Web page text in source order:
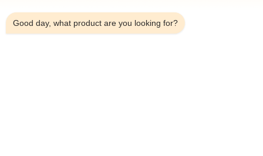
স্বয়ংক্রিয় স্ন্যাকস প্যাকেজিং মেশিন কর্ন পপ ছোট আলু চিপস স্ন্যাকস ফুড স্ন্যাকসের জন্য
Good day, what product are you looking for?